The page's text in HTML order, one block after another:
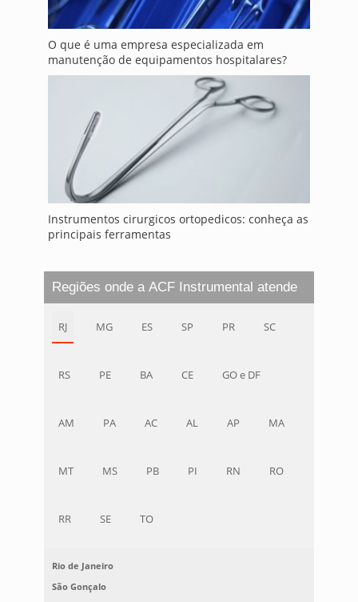
O que é uma empresa especializada em
manutenção de equipamentos hospitalares?
Instrumentos cirurgicos ortopedicos: conheça as
principais ferramentas
Regiões onde a ACF Instrumental atende
RJ MG ES SP PR SC
RS PE BA CE GO e DF
AM PA AC AL AP MA
MT MS PB PI RN RO
RR SE TO
Rio de Janeiro
São Gonçalo